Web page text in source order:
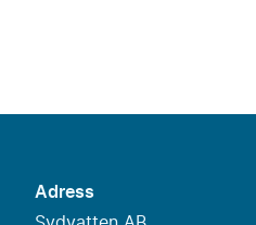
Adress